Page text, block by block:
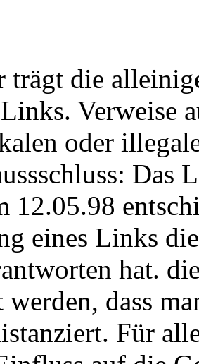
trägt die
Verweise
oder
Das
12.05.98
eines Links
hat.
dass
Für